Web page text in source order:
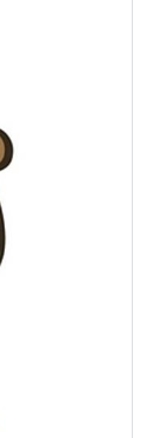
気を出す方
る → とり